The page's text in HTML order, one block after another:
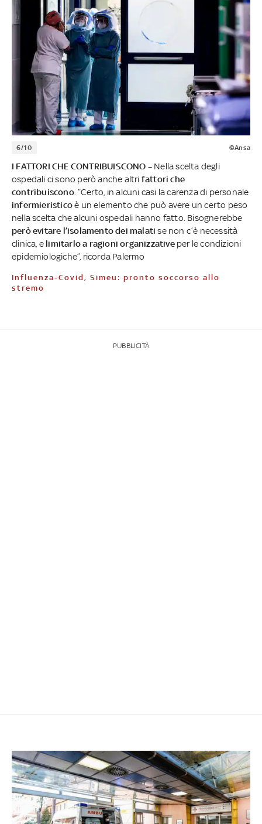
6/10 ©Ansa
I FATTORI CHE CONTRIBUISCONO – Nella scelta degli
ospedali ci sono però anche altri fattori che
contribuiscono. “Certo, in alcuni casi la carenza di personale
infermieristicoè un elemento che può avere un certo peso
nella scelta che alcuni ospedali hanno fatto. Bisognerebbe
però evitare l’isolamento dei malatise non c’è necessità
clinica, e limitarlo a ragioni organizzativeper le condizioni
epidemiologiche”, ricorda Palermo
Influenza-Covid, Simeu: pronto soccorso allo
stremo
PUBBLICITÀ